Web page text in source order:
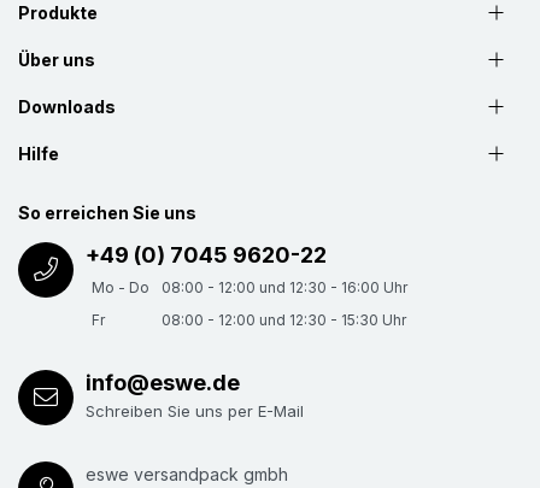
Produkte
Über uns
Downloads
Hilfe
So erreichen Sie uns
+49 (0) 7045 9620-22
Mo - Do
08:00 - 12:00 und 12:30 - 16:00 Uhr
Fr
08:00 - 12:00 und 12:30 - 15:30 Uhr
info@eswe.de
Schreiben Sie uns per E-Mail
eswe versandpack gmbh